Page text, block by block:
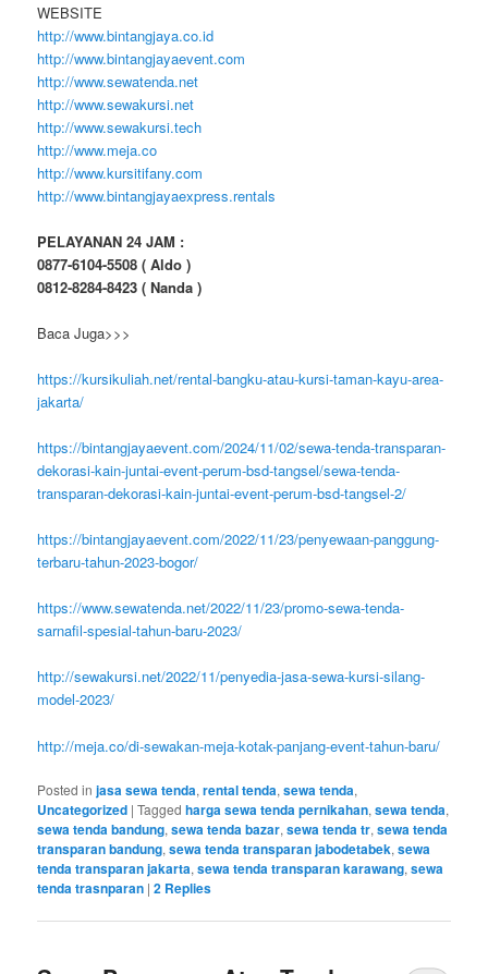
WEBSITE
http://www.bintangjaya.co.id
http://www.bintangjayaevent.com
http://www.sewatenda.net
http://www.sewakursi.net
http://www.sewakursi.tech
http://www.meja.co
http://www.kursitifany.com
http://www.bintangjayaexpress.rentals
PELAYANAN 24 JAM :
0877-6104-5508 ( Aldo )
0812-8284-8423 ( Nanda )
Baca Juga>>>
https://kursikuliah.net/rental-bangku-atau-kursi-taman-kayu-area-
jakarta/
https://bintangjayaevent.com/2024/11/02/sewa-tenda-transparan-
dekorasi-kain-juntai-event-perum-bsd-tangsel/sewa-tenda-
transparan-dekorasi-kain-juntai-event-perum-bsd-tangsel-2/
https://bintangjayaevent.com/2022/11/23/penyewaan-panggung-
terbaru-tahun-2023-bogor/
https://www.sewatenda.net/2022/11/23/promo-sewa-tenda-
sarnafil-spesial-tahun-baru-2023/
http://sewakursi.net/2022/11/penyedia-jasa-sewa-kursi-silang-
model-2023/
http://meja.co/di-sewakan-meja-kotak-panjang-event-tahun-baru/
Posted in jasa sewa tenda,rental tenda,sewa tenda,
Uncategorized |Tagged harga sewa tenda pernikahan,sewa tenda,
sewa tenda bandung,sewa tenda bazar,sewa tenda tr,sewa tenda
transparan bandung,sewa tenda transparan jabodetabek,sewa
tenda transparan jakarta,sewa tenda transparan karawang,sewa
tenda trasnparan |2 Replies